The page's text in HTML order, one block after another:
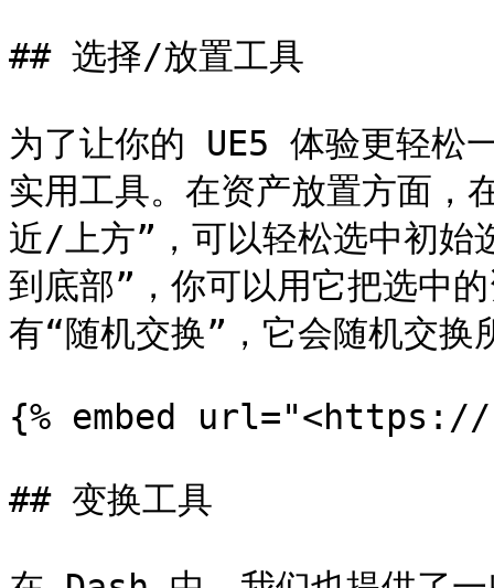
## 选择/放置工具
为了让你的 UE5 体验更轻松
实用工具。在资产放置方面，
近/上方”，可以轻松选中初始
到底部”，你可以用它把选中
有“随机交换”，它会随机交换
{% embed url="<https://
## 变换工具